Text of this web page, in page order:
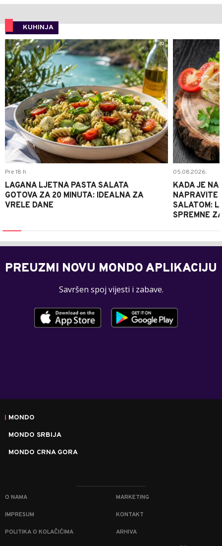
KUHINJA
0
Pre 18 h
LAGANA LJETNA PASTA SALATA
GOTOVA ZA 20 MINUTA: IDEALNA ZA
VRELE DANE
05.08.2026.
KADA JE
NAPRAVITE
SALATOM:
SPREMNE
PREUZMI NOVU MONDO APLIKACIJU
Savršen spoj vijesti i zabave.
MONDO
MONDO SRBIJA
MONDO CRNA GORA
O NAMA MARKETING
IMPRESUM KONTAKT
POLITIKA O KOLAČIĆIMA ARHIVA